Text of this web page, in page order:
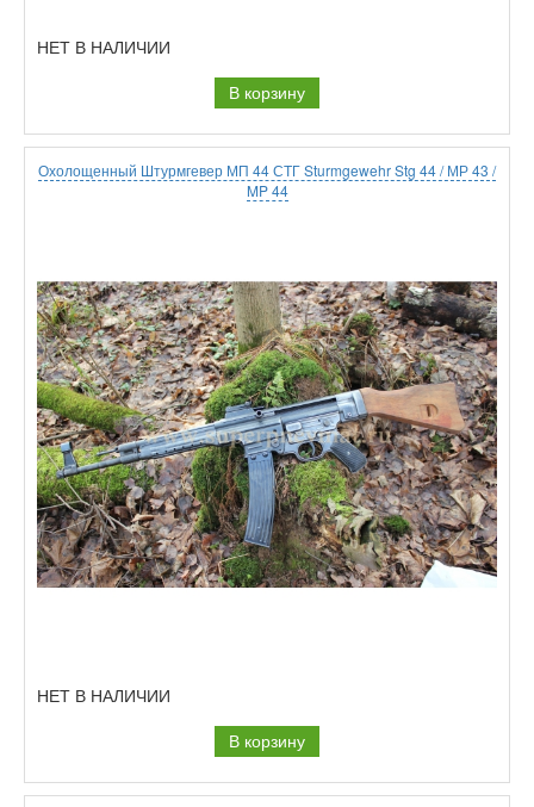
НЕТ В НАЛИЧИИ
В корзину
Охолощенный Штурмгевер МП 44 СТГ Sturmgewehr Stg 44 / МР 43 /
MP 44
НЕТ В НАЛИЧИИ
В корзину